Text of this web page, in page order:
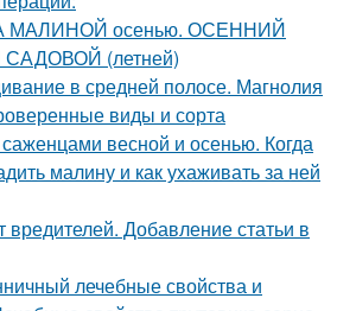
МАЛИНОЙ осенью. ОСЕННИЙ
(летней)
в средней полосе. Магнолия
виды и сорта
весной и осенью. Когда
малину и как ухаживать за ней
вредителей. Добавление статьи в
лечебные свойства и